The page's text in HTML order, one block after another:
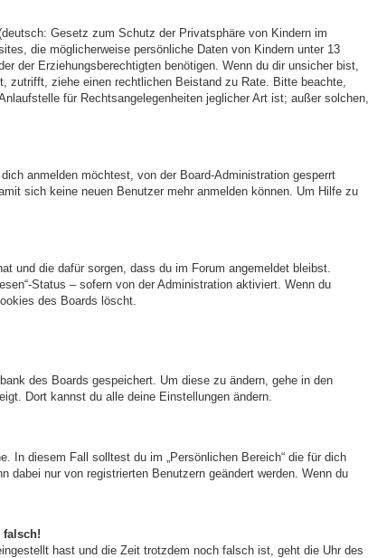
Gesetz zum Schutz der Privatsphäre von Kindern im
die möglicherweise persönliche Daten von Kindern unter 13
der Erziehungsberechtigten benötigen. Wenn du dir unsicher bist,
zutrifft, ziehe einen rechtlichen Beistand zu Rate. Bitte beachte,
für Rechtsangelegenheiten jeglicher Art ist; außer solchen,
anmelden möchtest, von der Board-Administration gesperrt
sich keine neuen Benutzer mehr anmelden können. Um Hilfe zu
und die dafür sorgen, dass du im Forum angemeldet bleibst.
Status – sofern von der Administration aktiviert. Wenn du
des Boards löscht.
des Boards gespeichert. Um diese zu ändern, gehe in den
Dort kannst du alle deine Einstellungen ändern.
In diesem Fall solltest du im „Persönlichen Bereich“ die für dich
nur von registrierten Benutzern geändert werden. Wenn du
falsch!
hast und die Zeit trotzdem noch falsch ist, geht die Uhr des